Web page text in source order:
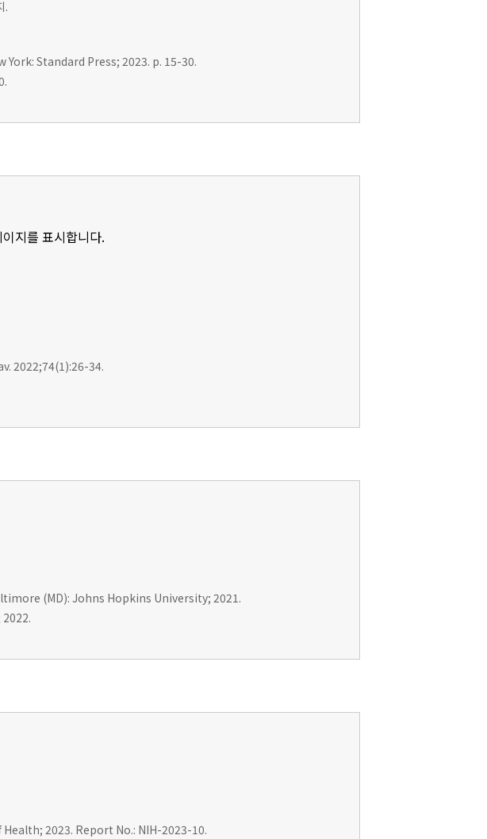
.
Standard Press; 2023. p. 15-30.
지를 표시합니다.
2022;74(1):26-34.
(MD): Johns Hopkins University; 2021.
2022.
2023. Report No.: NIH-2023-10.